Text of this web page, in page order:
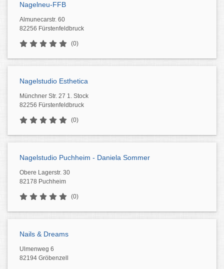
Nagelneu-FFB
Almunecarstr. 60
82256 Fürstenfeldbruck
(0)
Nagelstudio Esthetica
Münchner Str. 27 1. Stock
82256 Fürstenfeldbruck
(0)
Nagelstudio Puchheim - Daniela Sommer
Obere Lagerstr. 30
82178 Puchheim
(0)
Nails & Dreams
Ulmenweg 6
82194 Gröbenzell